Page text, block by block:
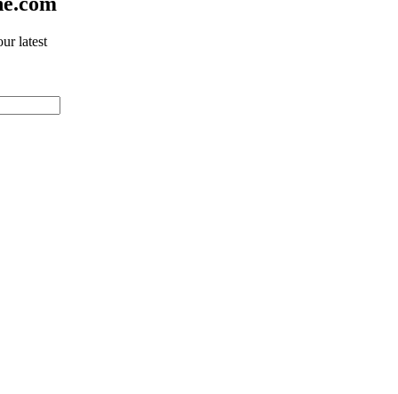
latest